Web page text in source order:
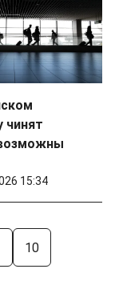
чинят
15:34
10